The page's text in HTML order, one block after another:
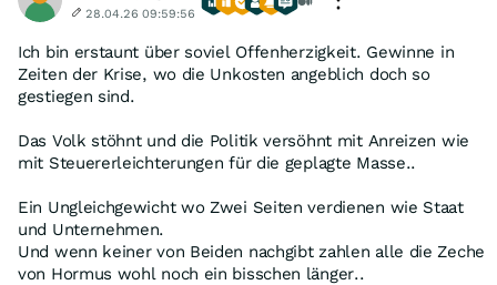
28.04.26 09:59:56
Ich bin erstaunt über soviel Offenherzigkeit. Gewinne in
Zeiten der Krise, wo die Unkosten angeblich doch so
gestiegen sind.
Das Volk stöhnt und die Politik versöhnt mit Anreizen wie
mit Steuererleichterungen für die geplagte Masse..
Ein Ungleichgewicht wo Zwei Seiten verdienen wie Staat
und Unternehmen.
Und wenn keiner von Beiden nachgibt zahlen alle die Zeche
von Hormus wohl noch ein bisschen länger..